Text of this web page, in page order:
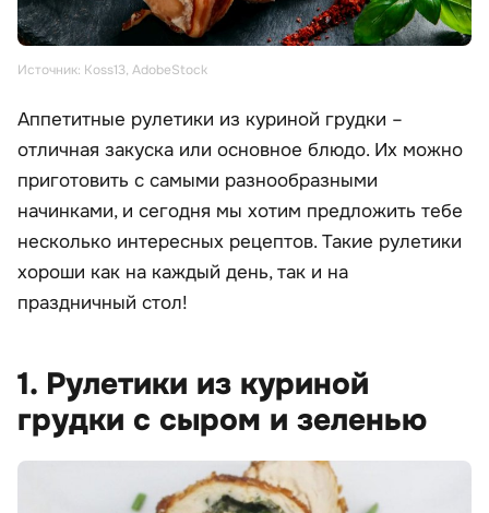
Источник: Koss13, AdobeStock
Аппетитные рулетики из куриной грудки –
отличная закуска или основное блюдо. Их можно
приготовить с самыми разнообразными
начинками, и сегодня мы хотим предложить тебе
несколько интересных рецептов. Такие рулетики
хороши как на каждый день, так и на
праздничный стол!
1. Рулетики из куриной
грудки с сыром и зеленью